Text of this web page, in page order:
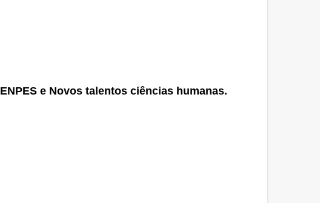
e Novos talentos ciências humanas.